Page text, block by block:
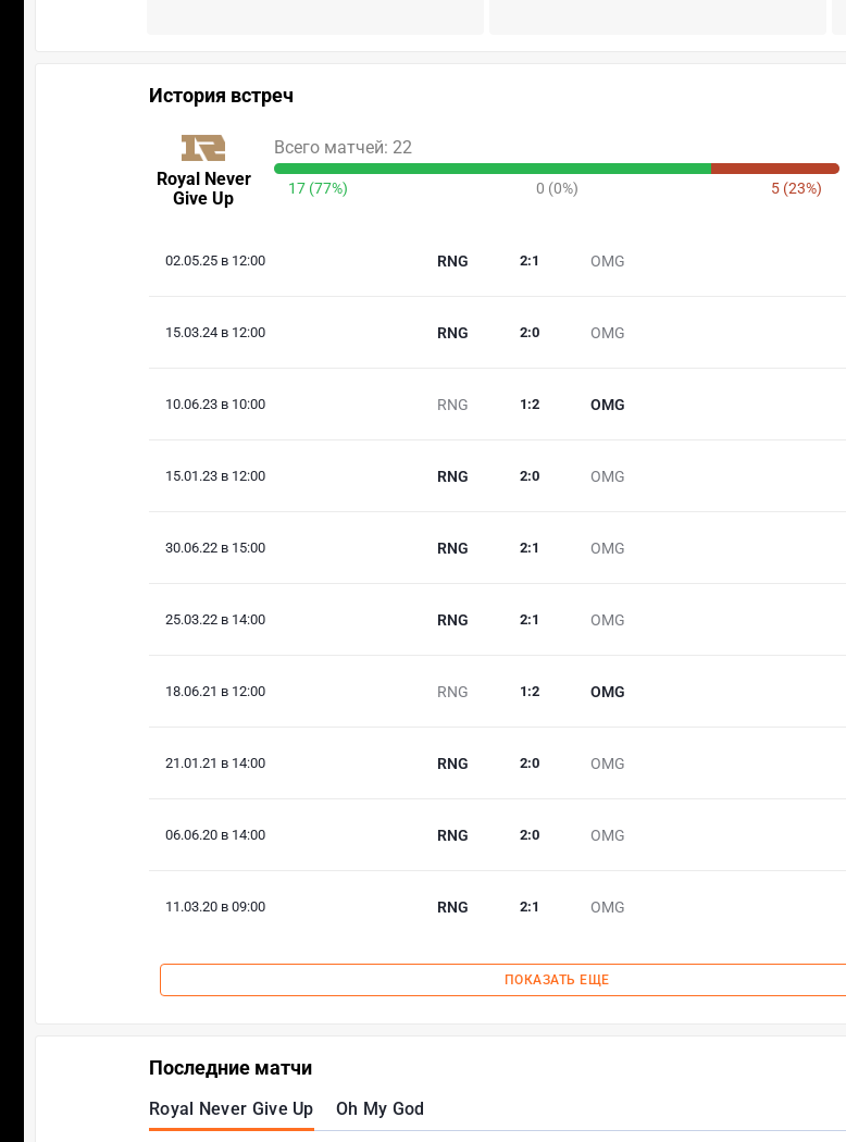
История встреч
Royal Never
Give Up
Всего матчей: 22
17 (77%) 0 (0%) 5 (23%)
02.05.25 в 12:00 RNG OMG
2:1
15.03.24 в 12:00 RNG OMG
2:0
10.06.23 в 10:00 RNG OMG
1 :2
15.01.23 в 12:00 RNG OMG
2:0
30.06.22 в 15:00 RNG OMG
2:1
25.03.22 в 14:00 RNG OMG
2:1
18.06.21 в 12:00 RNG OMG
1 :2
21.01.21 в 14:00 RNG OMG
2:0
06.06.20 в 14:00 RNG OMG
2:0
11.03.20 в 09:00 RNG OMG
2:1
ПОКАЗАТЬ ЕЩЕ
Последние матчи
Royal Never Give Up Oh My God